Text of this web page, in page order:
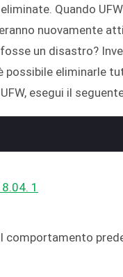
Quando
nuovamente
un disastro?
possibile eliminarle
esegui il
comportamento